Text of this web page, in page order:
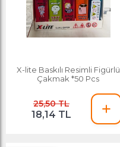
X-lite Baskılı Resimli Figürlü
Çakmak *50 Pcs
25,50 TL
18,14 TL